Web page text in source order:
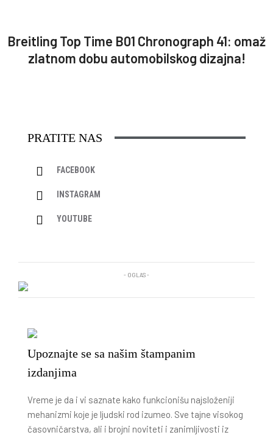
Breitling Top Time B01 Chronograph 41: omaž
zlatnom dobu automobilskog dizajna!
PRATITE NAS
FACEBOOK
INSTAGRAM
YOUTUBE
- OGLAS -
Upoznajte se sa našim štampanim
izdanjima
Vreme je da i vi saznate kako funkcionišu najsloženiji
mehanizmi koje je ljudski rod izumeo. Sve tajne visokog
časovničarstva, ali i brojni noviteti i zanimljivosti iz